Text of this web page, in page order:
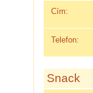
Cím:
Telefon:
Snack